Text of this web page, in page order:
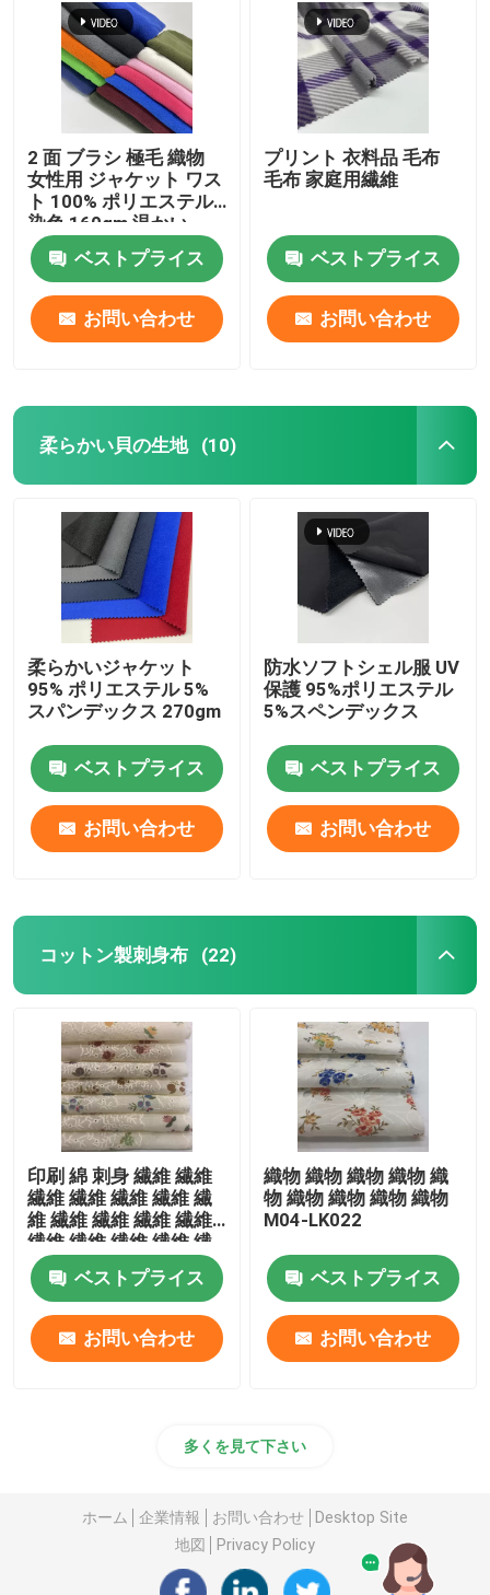
2 面 ブラシ 極毛 織物
女性用 ジャケット ワス
ト 100% ポリエステル
染色 160gm 温かい
ベストプライス
お問い合わせ
プリント 衣料品 毛布
毛布 家庭用繊維
ベストプライス
お問い合わせ
柔らかい貝の生地 (10)
柔らかいジャケット
95% ポリエステル 5%
スパンデックス 270gm
ベストプライス
お問い合わせ
防水ソフトシェル服 UV
保護 95%ポリエステル
5%スペンデックス
ベストプライス
お問い合わせ
コットン製刺身布 (22)
印刷 綿 刺身 繊維 繊維
繊維 繊維 繊維 繊維 繊
維 繊維 繊維 繊維 繊維
繊維 繊維 繊維 繊維 繊
維 繊維 繊維 繊維 繊維
繊維 繊維 繊維 繊維 繊
維 繊維 繊維 繊維 繊維
繊維 繊維 繊維 繊維 繊
維 繊維 繊維 繊維 繊維
ベストプライス
お問い合わせ
織物 織物 織物 織物 織
物 織物 織物 織物 織物
M04-LK022
ベストプライス
お問い合わせ
多くを見て下さい
ホーム 企業情報 お問い合わせ
Desktop Site
地図
Privacy Policy